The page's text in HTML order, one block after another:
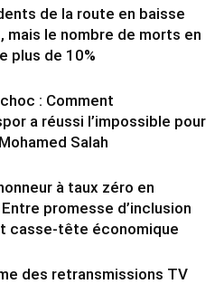
de la route en baisse
mais le nombre de morts en
plus de 10%
: Comment
a réussi l’impossible pour
Salah
à taux zéro en
promesse d’inclusion
casse-tête économique
des retransmissions TV